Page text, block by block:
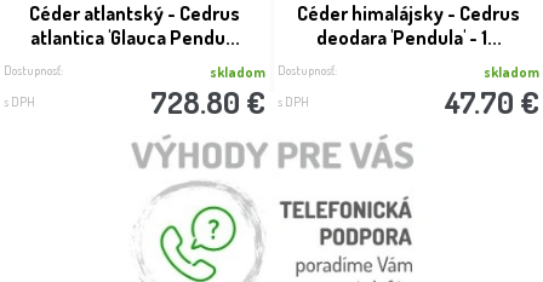
Céder atlantský - Cedrus
atlantica 'Glauca Pendu...
Dostupnosť: skladom
s DPH 728.80 €
Céder himalájsky - Cedrus
deodara 'Pendula' - 1...
Dostupnosť: skladom
s DPH 47.70 €